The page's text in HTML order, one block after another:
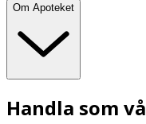
Om Apoteket
Handla som